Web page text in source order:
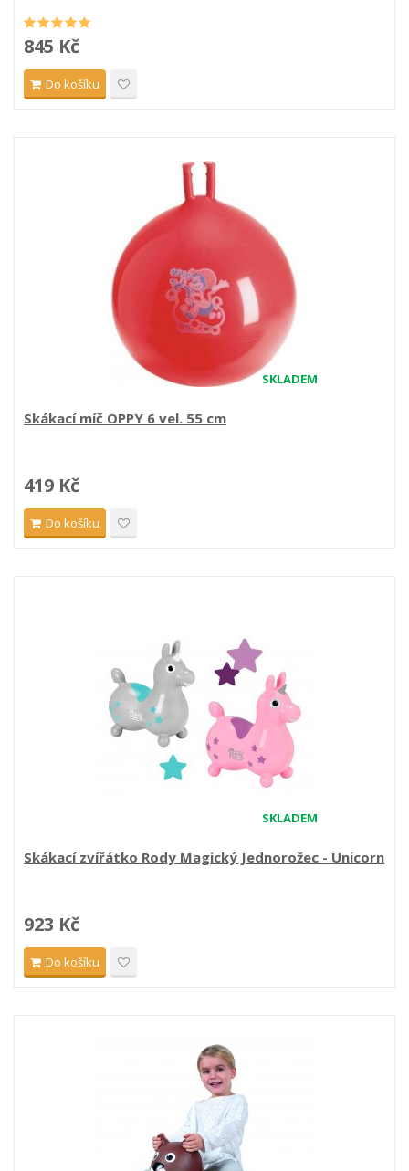
845 Kč
Do košíku
SKLADEM
Skákací míč OPPY 6 vel. 55 cm
419 Kč
Do košíku
SKLADEM
Skákací zvířátko Rody Magický Jednorožec - Unicorn
923 Kč
Do košíku